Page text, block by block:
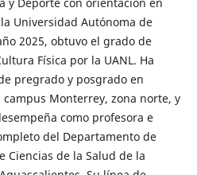
Universidad Autónoma de
2025, obtuvo el grado de
Física por la UANL. Ha
pregrado y posgrado en
Monterrey, zona norte, y
como profesora e
del Departamento de
Ciencias de la Salud de la